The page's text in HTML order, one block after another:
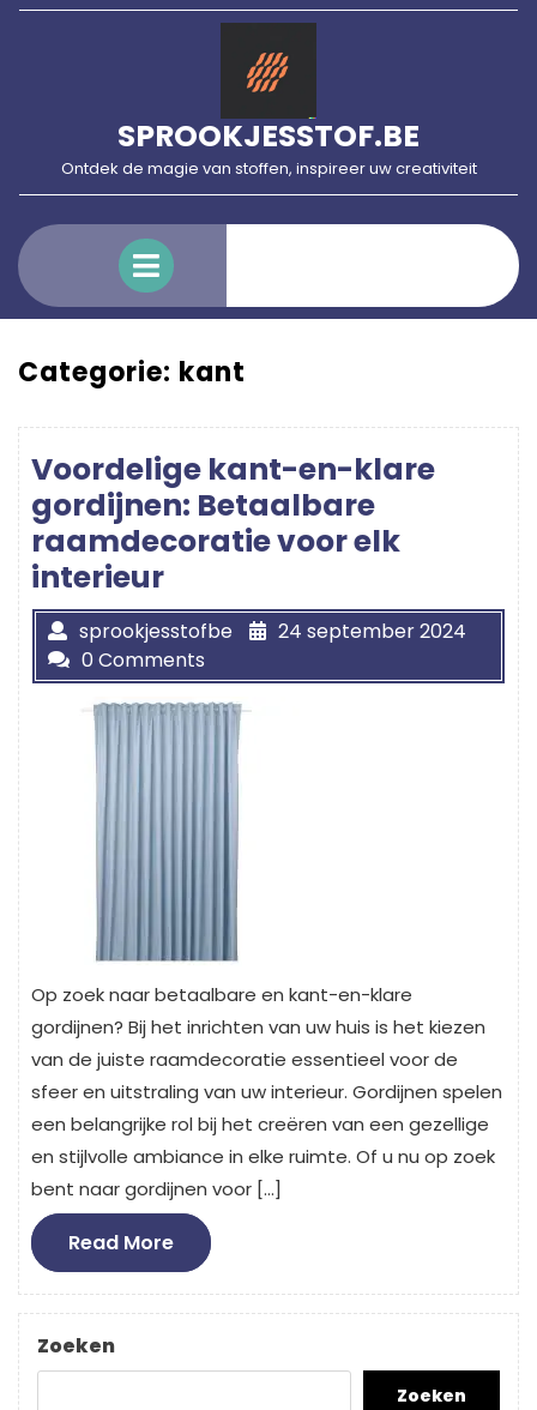
Skip
SPROOKJESSTOF.BE
Ontdek de magie van stoffen, inspireer uw creativiteit
Menu
Categorie: kant
Voordelige kant-en-klare
gordijnen: Betaalbare
raamdecoratie voor elk
interieur
sprookjesstofbe
24 september 2024
0 Comments
Op zoek naar betaalbare en kant-en-klare
gordijnen? Bij het inrichten van uw huis is het kiezen
van de juiste raamdecoratie essentieel voor de
sfeer en uitstraling van uw interieur. Gordijnen spelen
een belangrijke rol bij het creëren van een gezellige
en stijlvolle ambiance in elke ruimte. Of u nu op zoek
bent naar gordijnen voor […]
Read MoreRead
More
Zoeken
Zoeken